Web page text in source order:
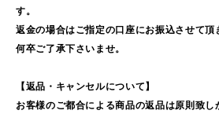
す。
返金の場合はご指定の口座にお振込させて頂
何卒ご了承下さいませ。
【返品・キャンセルについて】
お客様のご都合による商品の返品は原則致し